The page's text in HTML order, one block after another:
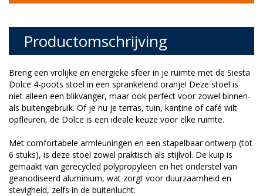
Productomschrijving
Breng een vrolijke en energieke sfeer in je ruimte met de Siesta
Dolce 4-poots stoel in een sprankelend oranje! Deze stoel is
niet alleen een blikvanger, maar ook perfect voor zowel binnen-
als buitengebruik. Of je nu je terras, tuin, kantine of café wilt
opfleuren, de Dolce is een ideale keuze voor elke ruimte.
Met comfortabele armleuningen en een stapelbaar ontwerp (tot
6 stuks), is deze stoel zowel praktisch als stijlvol. De kuip is
gemaakt van gerecycled polypropyleen en het onderstel van
geanodiseerd aluminium, wat zorgt voor duurzaamheid en
stevigheid, zelfs in de buitenlucht.